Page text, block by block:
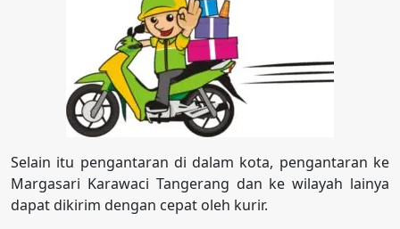
Selain itu pengantaran di dalam kota, pengantaran ke
Margasari Karawaci Tangerang dan ke wilayah lainya
dapat dikirim dengan cepat oleh kurir.